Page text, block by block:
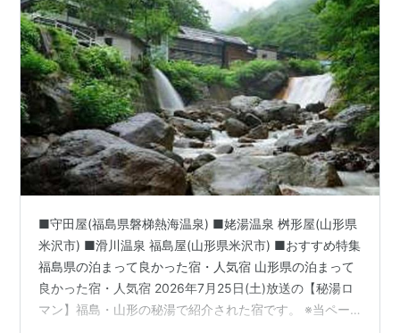
■守田屋(福島県磐梯熱海温泉) ■姥湯温泉 桝形屋(山形県
米沢市) ■滑川温泉 福島屋(山形県米沢市) ■おすすめ特集
福島県の泊まって良かった宿・人気宿 山形県の泊まって
良かった宿・人気宿 2026年7月25日(土)放送の【秘湯ロ
マン】福島・山形の秘湯で紹介された宿です。 ※当ペー